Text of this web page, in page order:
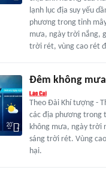
lạnh lục địa suy yếu
phương trong tỉnh
mưa, ngày trời nắng,
trời rét, vùng cao rét
Đêm không
Theo Đài Khí tượng -
các địa phương trong
không mưa, ngày trời
sáng trời rét. Vùng
hại.